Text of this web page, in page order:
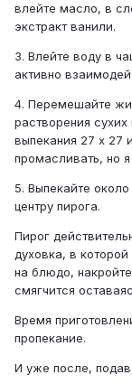
влейте масло, в
экстракт ванили.
3. Влейте воду в
активно
4. Перемешайте
растворения
выпекания 27 х 27
промасливать, но
5. Выпекайте
центру пирога.
Пирог
духовка, в
на блюдо,
смягчится
Время
пропекание.
И уже после,